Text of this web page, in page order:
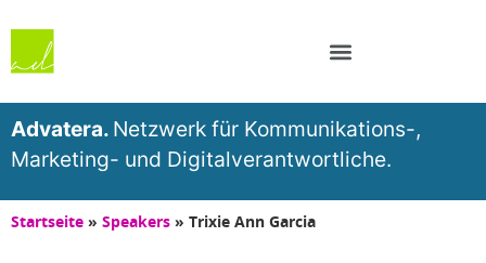
Advatera. Netzwerk für Kommunikations-,
Marketing- und Digitalverantwortliche.
Startseite » Speakers » Trixie Ann Garcia